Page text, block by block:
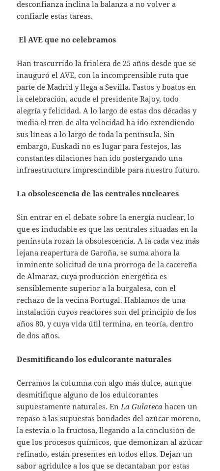
desconfianza inclina la balanza a no volver a
confiarle estas tareas.
El AVE que no celebramos
Han trascurrido la friolera de 25 años desde que se
inauguró el AVE, con la incomprensible ruta que
parte de Madrid y llega a Sevilla. Fastos y boatos en
la celebración, acude el presidente Rajoy, todo
alegría y felicidad. A lo largo de estas dos décadas y
media el tren de alta velocidad ha ido extendiendo
sus líneas a lo largo de toda la península. Sin
embargo, Euskadi no es lugar para festejos, las
constantes dilaciones han ido postergando una
infraestructura imprescindible para nuestro futuro.
La obsolescencia de las centrales nucleares
Sin entrar en el debate sobre la energía nuclear, lo
que es indudable es que las centrales situadas en la
península rozan la obsolescencia. A la cada vez más
lejana reapertura de Garoña, se suma ahora la
inminente solicitud de una prorroga de la cacereña
de Almaraz, cuya producción energética es
sensiblemente superior a la burgalesa, con el
rechazo de la vecina Portugal. Hablamos de una
instalación cuyos reactores son del principio de los
años 80, y cuya vida útil termina, en teoría, dentro
de dos años.
Desmitificando los edulcorante naturales
Cerramos la columna con algo más dulce, aunque
desmitifique alguno de los edulcorantes
supuestamente naturales. En La Gulateca hacen un
repaso a las supuestas bondades del azúcar moreno,
la estevia o la fructosa, llegando a la conclusión de
que los procesos químicos, que demonizan al azúcar
refinado, están presentes en todos ellos. Dejan un
sabor agridulce a los que se decantaban por estas